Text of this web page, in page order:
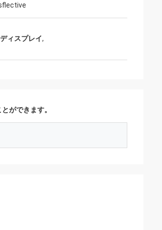
ィスプレイ,
ができます。